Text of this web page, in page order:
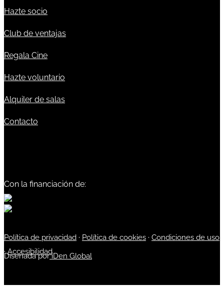
Hazte socio
Club de ventajas
Regala Cine
Hazte voluntario
Alquiler de salas
Contacto
Con la financiación de:
Política de privacidad · Política de cookies · Condiciones de uso
·Accesibilidad
Diseñada poriDen Global